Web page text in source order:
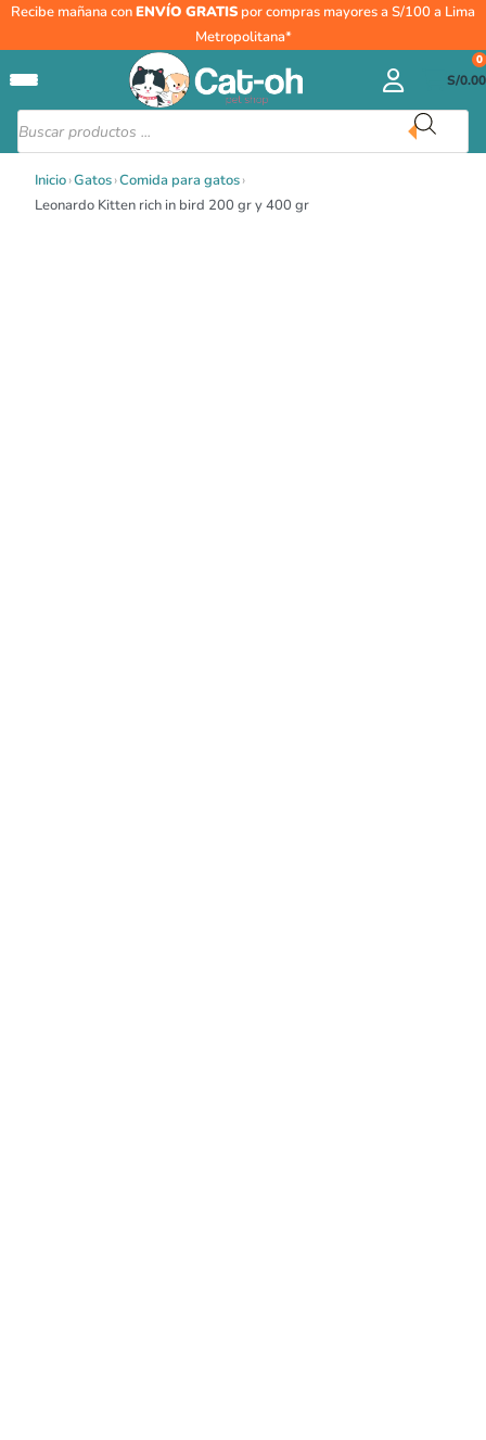
Recibe mañana conENVÍO GRATIS por compras mayores a S/100 a Lima
Metropolitana*
Búsqueda
de
productos
S/0.00
0
Inicio›Gatos›Comida para gatos›
Leonardo Kitten rich in bird 200 gr y 400 gr
Leonardo
in
bird
200
y
400